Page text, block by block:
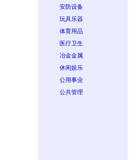
安防设备
玩具乐器
体育用品
医疗卫生
冶金金属
休闲娱乐
公用事业
公共管理